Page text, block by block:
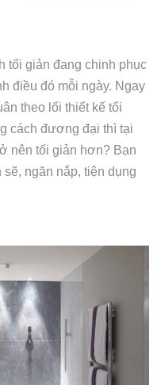
tối giản đang chinh phục
điều đó mỗi ngày. Ngay
theo lối thiết kế tối
cách đương đại thì tại
nên tối giản hơn? Bạn
ngăn nắp, tiện dụng